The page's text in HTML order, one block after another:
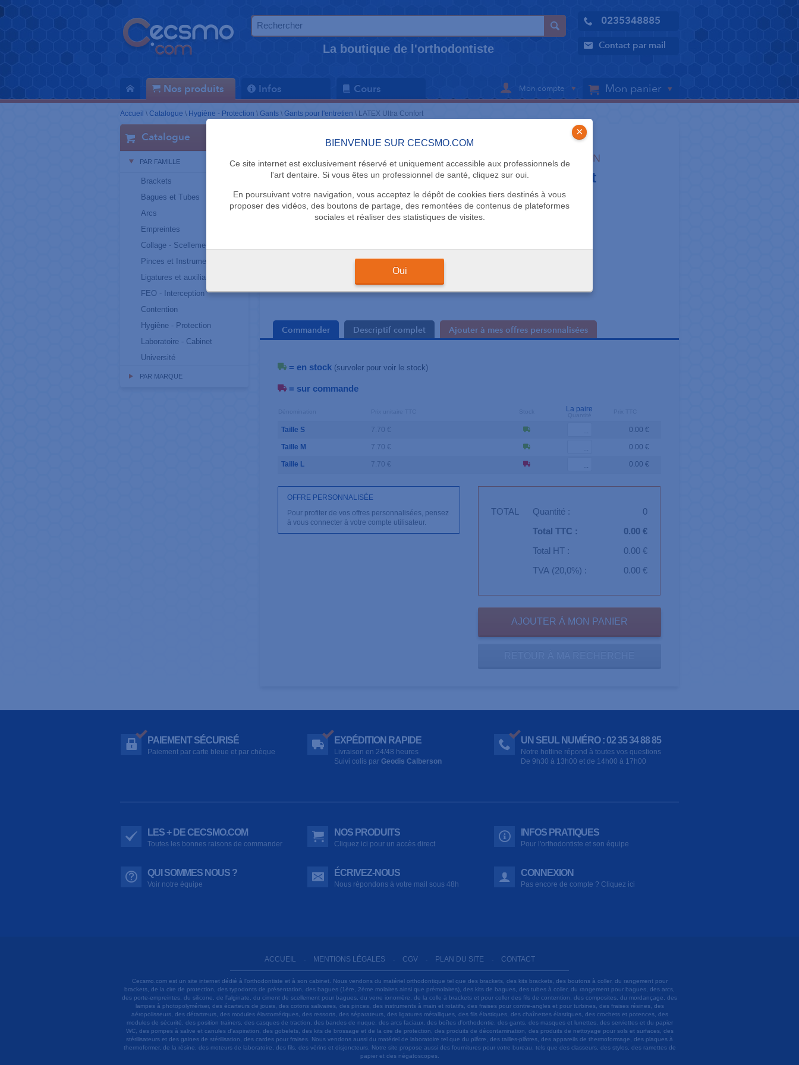
La boutique de l'orthodontiste
0235348885
Contact par mail
Nos produits Infos Cours Mon compte Mon panier
BIENVENUE SUR CECSMO.COM
Ce site internet est exclusivement réservé et uniquement accessible aux professionnels de
l'art dentaire. Si vous êtes un professionnel de santé, cliquez sur oui.
En poursuivant votre navigation, vous acceptez le dépôt de cookies tiers destinés à vous
proposer des vidéos, des boutons de partage, des remontées de contenus de plateformes
sociales et réaliser des statistiques de visites.
×
Oui
Accueil \ Catalogue \ Hygiène - Protection \ Gants \ Gants pour l'entretien \ LATEX Ultra Confort
Catalogue
PAR FAMILLE
Brackets
Bagues et Tubes
Arcs
Empreintes
Collage - Scellement
Pinces et Instruments
Ligatures et auxiliaires
FEO - Interception
Contention
Hygiène - Protection
Laboratoire - Cabinet
Université
PAR MARQUE
GANTS POUR L'ENTRETIEN
LATEX Ultra Confort
Mapa
+
Commander Descriptif complet Ajouter à mes offres personnalisées
= en stock (survoler pour voir le stock)
= sur commande
La paire
Taille S 7.70 € 0.00 €
Taille M 7.70 € 0.00 €
Taille L 7.70 € 0.00 €
OFFRE PERSONNALISÉE
Pour profiter de vos offres personnalisées, pensez
à vous connecter à votre compte utilisateur.
TOTAL Quantité :
0
Total TTC :
0.00 €
Total HT :
0.00 €
TVA (20,0%) :
0.00 €
PAIEMENT SÉCURISÉ
Paiement par carte bleue et par chèque
EXPÉDITION RAPIDE
Livraison en 24/48 heures
Suivi colis par Geodis Calberson
UN SEUL NUMÉRO : 02 35 34 88 85
Notre hotline répond à toutes vos questions
De 9h30 à 13h00 et de 14h00 à 17h00
LES + DE CECSMO.COM
Toutes les bonnes raisons de commander
NOS PRODUITS
Cliquez ici pour un accès direct
INFOS PRATIQUES
Pour l'orthodontiste et son équipe
QUI SOMMES NOUS ?
Voir notre équipe
ÉCRIVEZ-NOUS
Nous répondons à votre mail sous 48h
CONNEXION
Pas encore de compte ? Cliquez ici
ACCUEIL - MENTIONS LÉGALES - CGV - PLAN DU SITE - CONTACT
Cecsmo.com est un site internet dédié à l'orthodontiste et à son cabinet. Nous vendons du matériel orthodontique tel que des brackets, des kits brackets, des boutons à coller, du rangement pour
brackets, de la cire de protection, des typodonts de présentation, des bagues (1ère, 2ème molaires ainsi que prémolaires), des kits de bagues, des tubes à coller, du rangement pour bagues, des arcs,
des porte-empreintes, du silicone, de l'alginate, du ciment de scellement pour bagues, du verre ionomère, de la colle à brackets et pour coller des fils de contention, des composites, du mordançage, des
lampes à photopolymériser, des écarteurs de joues, des cotons salivaires, des pinces, des instruments à main et rotatifs, des fraises pour contre-angles et pour turbines, des fraises résines, des
aéropolisseurs, des détartreurs, des modules élastomériques, des ressorts, des séparateurs, des ligatures métalliques, des fils élastiques, des chaînettes élastiques, des crochets et potences, des
modules de sécurité, des position trainers, des casques de traction, des bandes de nuque, des arcs faciaux, des boîtes d'orthodontie, des gants, des masques et lunettes, des serviettes et du papier
WC, des pompes à salive et canules d'aspiration, des gobelets, des kits de brossage et de la cire de protection, des produits de décontamination, des produits de nettoyage pour sols et surfaces, des
stérilisateurs et des gaines de stérilisation, des cardes pour fraises. Nous vendons aussi du matériel de laboratoire tel que du plâtre, des tailles-plâtres, des appareils de thermoformage, des plaques à
thermoformer, de la résine, des moteurs de laboratoire, des fils, des vérins et disjoncteurs. Notre site propose aussi des fournitures pour votre bureau, tels que des classeurs, des stylos, des ramettes de
papier et des négatoscopes.